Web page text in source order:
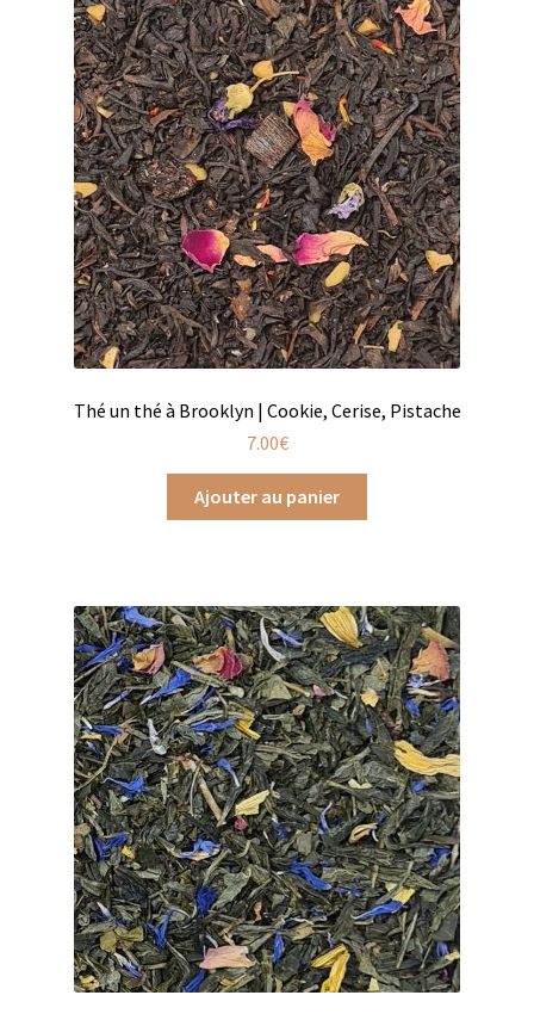
Coffrets thés
Conditionnement de nos thés et infusions
Conditions générales de ventes et mentions légales
Contactez-nous
Diffuseurs de parfum
Enfants
Jeux pour enfants
Accessoires de bain à broder
Autour de bébé à broder
Doudous à broder
Sacs et cartables à broder
Epicerie fine
Aide culinaire
Coffrets aide culinaire
Thé un thé à Brooklyn | Cookie, Cerise, Pistache
7.00€
Ajouter au panier